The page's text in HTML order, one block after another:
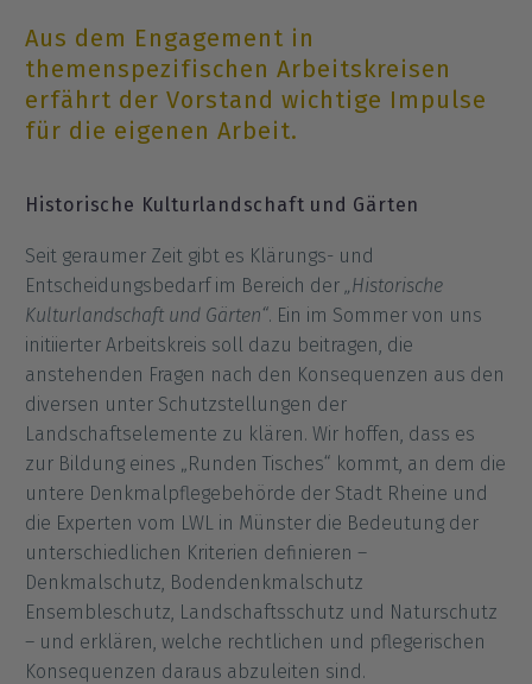
Aus dem Engagement in
themenspezifischen Arbeitskreisen
erfährt der Vorstand wichtige Impulse
für die eigenen Arbeit.
Historische Kulturlandschaft und Gärten
Seit geraumer Zeit gibt es Klärungs- und
Entscheidungsbedarf im Bereich der „Historische
Kulturlandschaft und Gärten“. Ein im Sommer von uns
initiierter Arbeitskreis soll dazu beitragen, die
anstehenden Fragen nach den Konsequenzen aus den
diversen unter Schutzstellungen der
Landschaftselemente zu klären. Wir hoffen, dass es
zur Bildung eines „Runden Tisches“ kommt, an dem die
untere Denkmalpflegebehörde der Stadt Rheine und
die Experten vom LWL in Münster die Bedeutung der
unterschiedlichen Kriterien definieren –
Denkmalschutz, Bodendenkmalschutz
Ensembleschutz, Landschaftsschutz und Naturschutz
– und erklären, welche rechtlichen und pflegerischen
Konsequenzen daraus abzuleiten sind.